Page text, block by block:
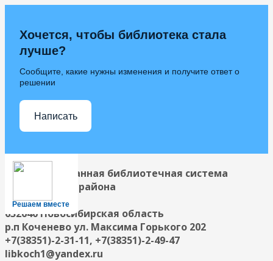
Решаем вместе
Хочется, чтобы библиотека стала
лучше?
Сообщите, какие нужны изменения и получите ответ о
решении
Написать
Централизованная библиотечная система
Коченевского района
632640 Новосибирская область
р.п Коченево ул. Максима Горького 202
+7(38351)-2-31-11, +7(38351)-2-49-47
libkoch1@yandex.ru